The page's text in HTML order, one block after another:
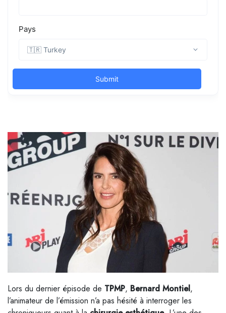
Lors du dernier épisode de TPMP, Bernard Montiel,
l’animateur de l’émission n’a pas hésité à interroger les